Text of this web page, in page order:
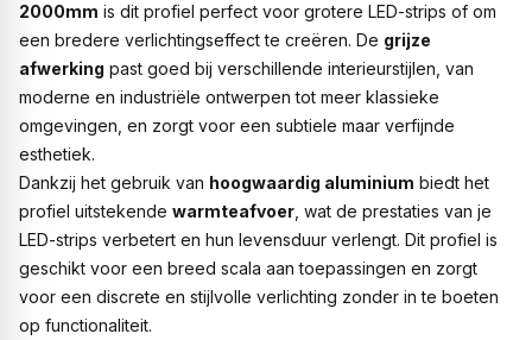
2000mm is dit profiel perfect voor grotere LED-strips of om
een bredere verlichtingseffect te creëren. De grijze
afwerking past goed bij verschillende interieurstijlen, van
moderne en industriële ontwerpen tot meer klassieke
omgevingen, en zorgt voor een subtiele maar verfijnde
esthetiek.
Dankzij het gebruik van hoogwaardig aluminium biedt het
profiel uitstekende warmteafvoer , wat de prestaties van je
LED-strips verbetert en hun levensduur verlengt. Dit profiel is
geschikt voor een breed scala aan toepassingen en zorgt
voor een discrete en stijlvolle verlichting zonder in te boeten
op functionaliteit.